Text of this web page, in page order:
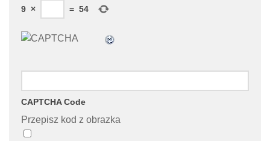
9 × = 54
CAPTCHA Code
Przepisz kod z obrazka